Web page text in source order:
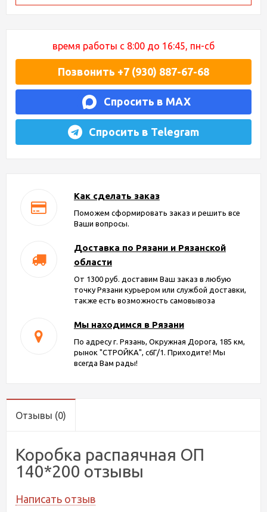
время работы с 8:00 до 16:45, пн-сб
Позвонить +7 (930) 887-67-68
Спросить в MAX
Спросить в Telegram
Как сделать заказ
Поможем сформировать заказ и решить все
Ваши вопросы.
Доставка по Рязани и Рязанской
области
От 1300 руб. доставим Ваш заказ в любую
точку Рязани курьером или службой доставки,
также есть возможность самовывоза
Мы находимся в Рязани
По адресу г. Рязань, Окружная Дорога, 185 км,
рынок "СТРОЙКА", с6Г/1. Приходите! Мы
всегда Вам рады!
Отзывы (0)
Коробка распаячная ОП
140*200 отзывы
Написать отзыв